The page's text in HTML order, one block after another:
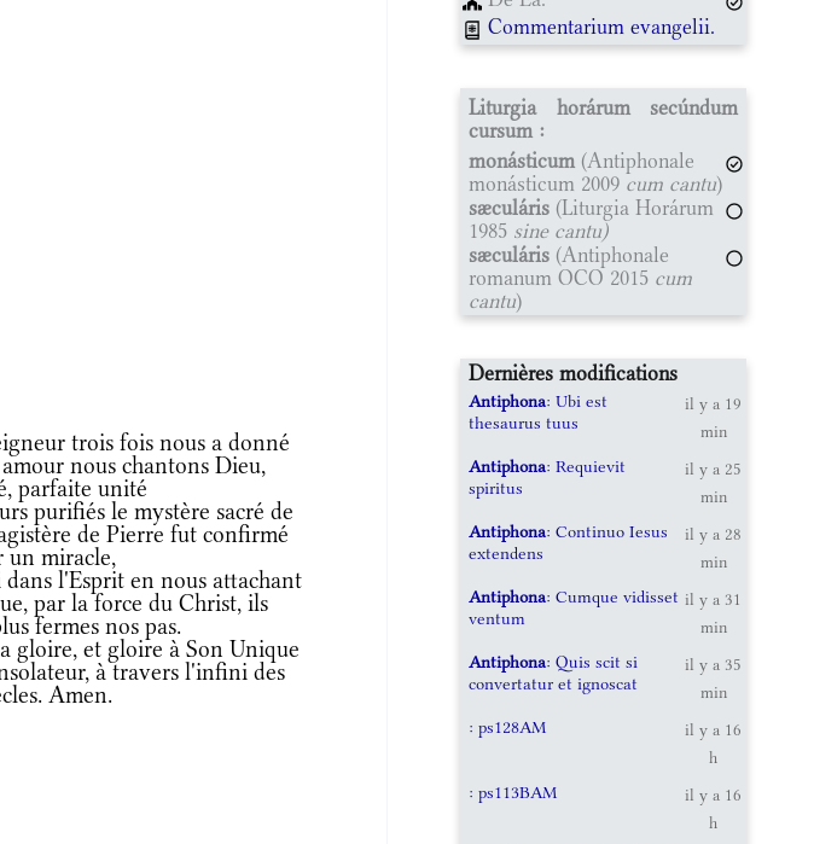
trois fois nous a donné
nous chantons Dieu,
parfaite unité
purifiés le mystère sacré de
de Pierre fut confirmé
un miracle,
l'Esprit en nous attachant
par la force du Christ, ils
fermes nos pas.
gloire, et gloire à Son Unique
à travers l'infini des
Amen.
Commentarium evangelii.
Liturgia horárum secúndum
cursum :
monásticum (Antiphonale
monásticum 2009 cum cantu)
sæculáris (Liturgia Horárum
1985 sine cantu)
sæculáris (Antiphonale
romanum OCO 2015 cum
cantu)
Dernières modifications
Antiphona: Ubi est
thesaurus tuus
il y a 19
min
Antiphona: Requievit
spiritus
il y a 25
min
Antiphona: Continuo Iesus
extendens
il y a 28
min
Antiphona: Cumque vidisset
ventum
il y a 31
min
Antiphona: Quis scit si
convertatur et ignoscat
il y a 35
min
: ps128AM
il y a 16
h
: ps113BAM
il y a 16
h